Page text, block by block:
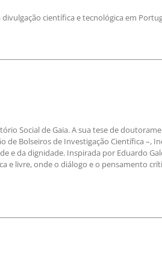
científica e tecnológica em
Social de Gaia. A sua tese de
de Bolseiros de Investigação Científica –,
e da dignidade. Inspirada por Eduardo
e livre, onde o diálogo e o pensamento